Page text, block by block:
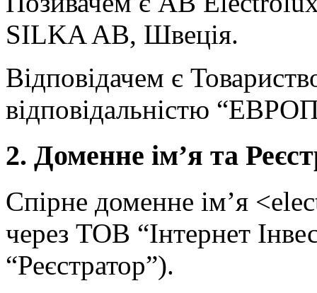
SILKA AB, Швеція.
Відповідачем є
відповідальністю
2. Доменне ім’я та
Спірне доменне ім’я
через ТОВ “Інтернет
“Реєстратор”).